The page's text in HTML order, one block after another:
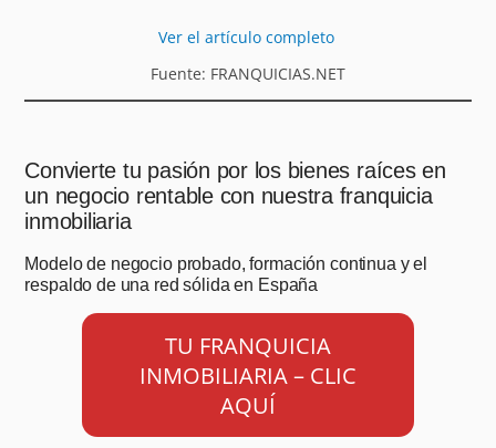
Ver el artículo completo
Fuente: FRANQUICIAS.NET
Convierte tu pasión por los bienes raíces en
un negocio rentable con nuestra franquicia
inmobiliaria
Modelo de negocio probado, formación continua y el
respaldo de una red sólida en España
TU FRANQUICIA
INMOBILIARIA – CLIC
AQUÍ